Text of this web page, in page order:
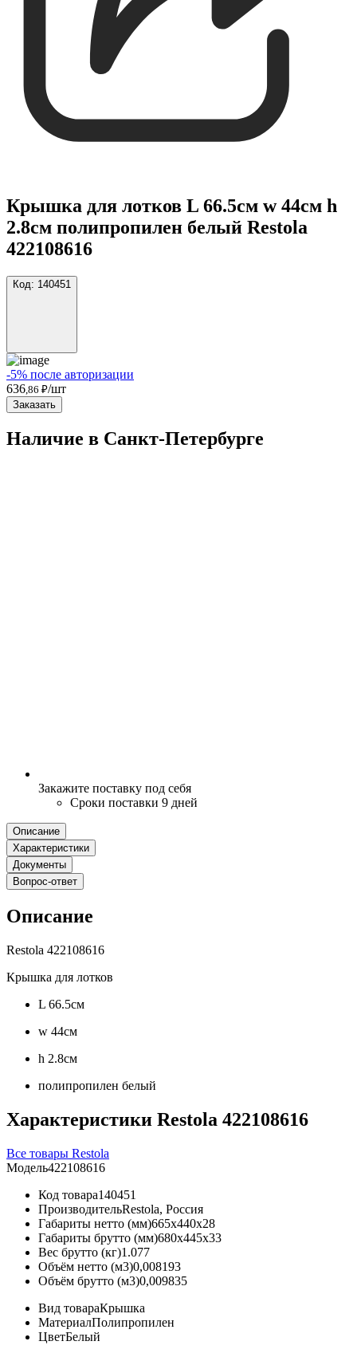
Крышка для лотков L 66.5см w 44см h
2.8см полипропилен белый Restola
422108616
Код: 140451
-5% после авторизации
636 ,86 ₽/шт
Заказать
Наличие в Санкт-Петербургe
Закажите поставку под себя
Сроки поставки 9 дней
Описание
Характеристики
Документы
Вопрос-ответ
Описание
Restola 422108616
Крышка для лотков
L 66.5см
w 44см
h 2.8см
полипропилен белый
Характеристики Restola 422108616
Все товары Restola
Модель422108616
Код товара140451
ПроизводительRestola, Россия
Габариты нетто (мм)665x440x28
Габариты брутто (мм)680x445x33
Вес брутто (кг)1.077
Объём нетто (м3)0,008193
Объём брутто (м3)0,009835
Вид товараКрышка
МатериалПолипропилен
ЦветБелый